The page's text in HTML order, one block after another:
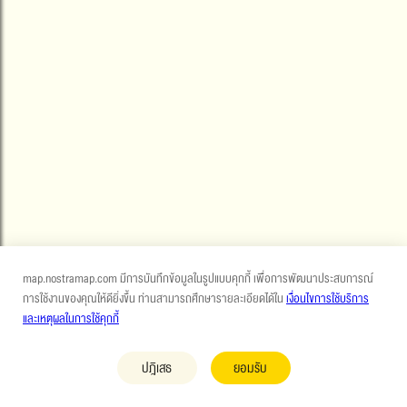
map.nostramap.com มีการบันทึกข้อมูลในรูปแบบคุกกี้ เพื่อการพัฒนาประสบการณ์
การใช้งานของคุณให้ดียิ่งขึ้น ท่านสามารถศึกษารายละเอียดได้ในเงื่อนไขการใช้บริการ
และเหตุผลในการใช้คุกกี้
ปฎิเสธ ยอมรับ